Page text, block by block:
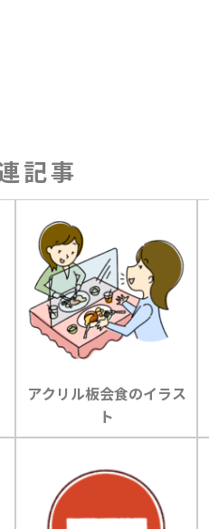
記事
アクリル板会食のイラス
ト